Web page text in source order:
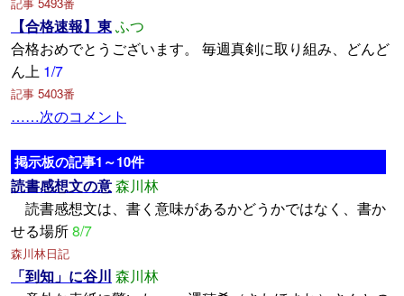
【合格速報】東ふつ
合格おめでとうございます。 毎週真剣に取り組み、どんど
ん上 1/7
記事 5403番
……次のコメント
掲示板の記事1～10件
読書感想文の意森川林
読書感想文は、書く意味があるかどうかではなく、書か
せる場所8/7
森川林日記
「到知」に谷川 森川林